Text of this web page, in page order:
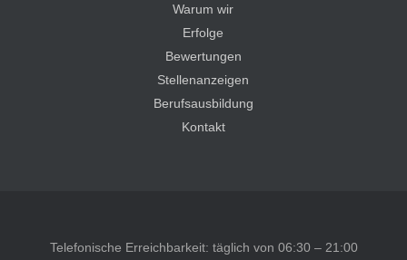
Warum wir
Erfolge
Bewertungen
Stellenanzeigen
Berufsausbildung
Kontakt
Telefonische Erreichbarkeit: täglich von 06:30 – 21:00